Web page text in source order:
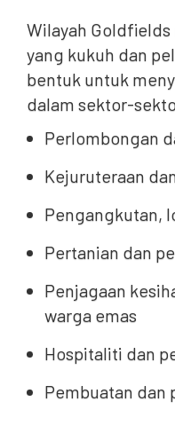
Wilayah
yang kukuh dan
bentuk untuk
dalam sektor-
Perlombongan
Kejuruteraan
Pengangkutan,
Pertanian dan
Penjagaan
warga emas
Hospitaliti dan
Pembuatan dan